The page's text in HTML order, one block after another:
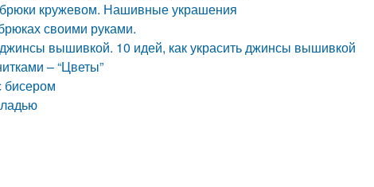
брюки кружевом. Нашивные украшения
своими руками.
джинсы вышивкой. 10 идей, как украсить джинсы вышивкой
– “Цветы”